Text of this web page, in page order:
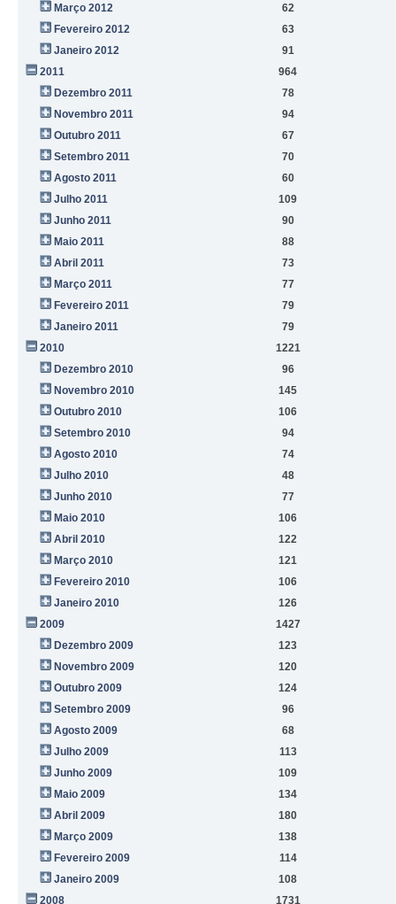
Março 2012
62
Fevereiro 2012
63
Janeiro 2012
91
2011
964
Dezembro 2011
78
Novembro 2011
94
Outubro 2011
67
Setembro 2011
70
Agosto 2011
60
Julho 2011
109
Junho 2011
90
Maio 2011
88
Abril 2011
73
Março 2011
77
Fevereiro 2011
79
Janeiro 2011
79
2010
1221
Dezembro 2010
96
Novembro 2010
145
Outubro 2010
106
Setembro 2010
94
Agosto 2010
74
Julho 2010
48
Junho 2010
77
Maio 2010
106
Abril 2010
122
Março 2010
121
Fevereiro 2010
106
Janeiro 2010
126
2009
1427
Dezembro 2009
123
Novembro 2009
120
Outubro 2009
124
Setembro 2009
96
Agosto 2009
68
Julho 2009
113
Junho 2009
109
Maio 2009
134
Abril 2009
180
Março 2009
138
Fevereiro 2009
114
Janeiro 2009
108
2008
1731